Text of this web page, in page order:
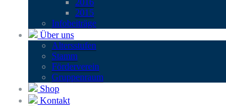
2016
2015
Infobei­trä­ge
Über uns
Alters­stu­fen
Stamm
För­der­ver­ein
Grup­pen­raum
Shop
Kontakt